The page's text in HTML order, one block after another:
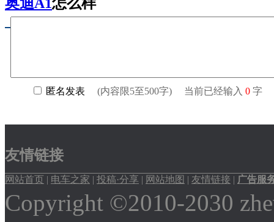
奥迪A1怎么样
友情链接
网站首页 | 电车之家 | 投稿·分享 | 网站地图 | 友情链接 | 广告服
Copyright ©2010-2030